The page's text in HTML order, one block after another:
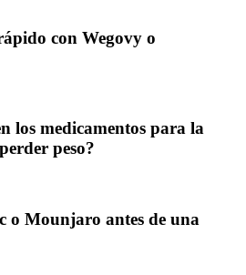
con Wegovy o
los medicamentos para la
peso?
o Mounjaro antes de una